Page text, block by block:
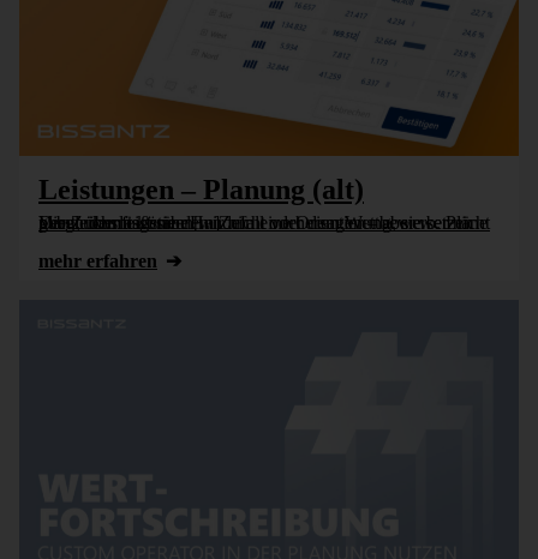
Leistungen – Planung (alt)
Die Zukunft können wir nicht vorhersagen – aber wer nicht plant, überlässt sie dem Zufall oder dem Wettbewerb. Pläne geben dem eigenen Handeln eine Orientierung, sie setzen Vergleichsmaßstäbe [...]
mehr erfahren